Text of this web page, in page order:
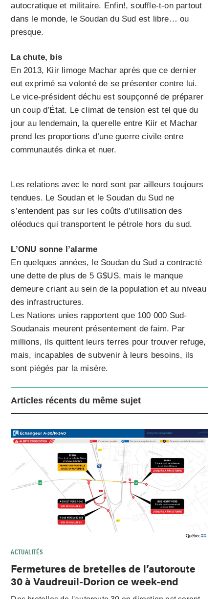
autocratique et militaire. Enfin!, souffle-t-on partout
dans le monde, le Soudan du Sud est libre… ou
presque.
La chute, bis
En 2013, Kiir limoge Machar après que ce dernier
eut exprimé sa volonté de se présenter contre lui.
Le vice-président déchu est soupçonné de préparer
un coup d’État. Le climat de tension est tel que du
jour au lendemain, la querelle entre Kiir et Machar
prend les proportions d’une guerre civile entre
communautés dinka et nuer.
Les relations avec le nord sont par ailleurs toujours
tendues. Le Soudan et le Soudan du Sud ne
s’entendent pas sur les coûts d’utilisation des
oléoducs qui transportent le pétrole hors du sud.
L’ONU sonne l’alarme
En quelques années, le Soudan du Sud a contracté
une dette de plus de 5 G$US, mais le manque
demeure criant au sein de la population et au niveau
des infrastructures.
Les Nations unies rapportent que 100 000 Sud-
Soudanais meurent présentement de faim. Par
millions, ils quittent leurs terres pour trouver refuge,
mais, incapables de subvenir à leurs besoins, ils
sont piégés par la misère.
Articles récents du même sujet
ACTUALITÉS
Fermetures de bretelles de l’autoroute
30 à Vaudreuil-Dorion ce week-end